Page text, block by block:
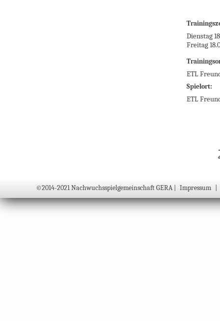
Dienstag
Freitag
ETL
Spielort:
ETL
©2014-2021 Nachwuchsspielgemeinschaft GERA | Impressum